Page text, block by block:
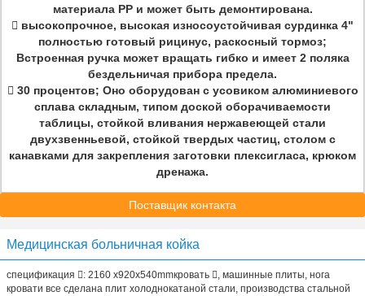
материала PP и может быть демонтирована.
 высокопрочное, высокая износоустойчивая сурдинка 4"
полностью готовый рицинус, раскосный тормоз;
Встроенная ручка может вращать гибко и имеет 2 поляка
бездельничая прибора предела.
 30 процентов; Оно оборудован с усовиком алюминиевого
сплава складным, типом доской оборачиваемости
таблицы, стойкой вливания нержавеющей стали
двухзвенньевой, стойкой твердых частиц, столом с
канавками для закрепления заготовки плексигласа, крюком
дренажа.
Поставщик контакта
Медицинская больничная койка
спецификация : 2160 x920x540mmкровать , машинные плиты, нога
кровати все сделана плит холоднокатаной стали, производства стальной